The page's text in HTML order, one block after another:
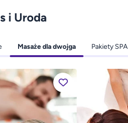
i Uroda
Masaże dla dwojga Pakiety SPA